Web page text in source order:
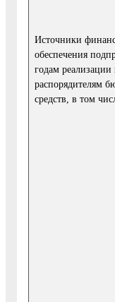
Источники
обеспечения
годам
распорядителям
средств, в том